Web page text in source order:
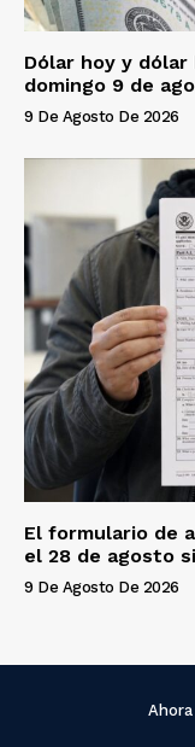
Dólar hoy y
domingo 9 de
9 De Agosto De 2026
El formulario de
el 28 de agosto
9 De Agosto De 2026